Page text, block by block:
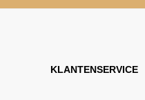
KLANTENSERVICE